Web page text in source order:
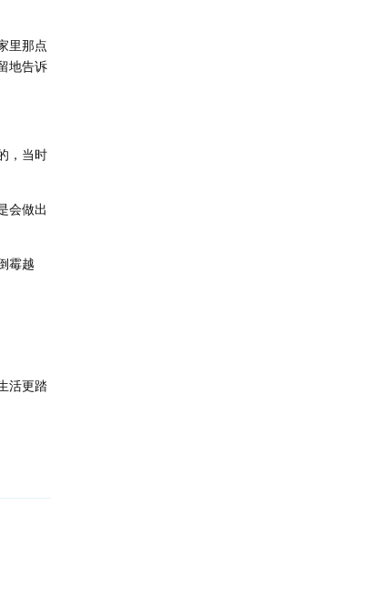
里那点
地告诉
，当时
会做出
霉越
活更踏